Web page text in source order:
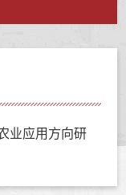
业应用方向研